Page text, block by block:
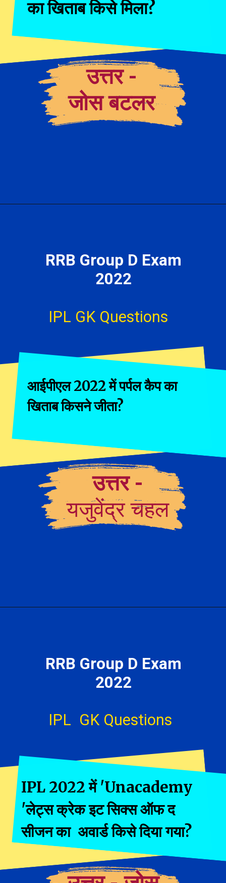
का खिताब किसे मिला?
उत्तर -
जोस बटलर
RRB Group D Exam
2022
आईपीएल 2022 में पर्पल कैप का
खिताब किसने जीता?
IPL GK Questions
उत्तर -
यजुवेंद्र चहल
RRB Group D Exam
2022
IPL 2022 में 'Unacademy
'लेट्स क्रेक इट सिक्स ऑफ द
सीजन का अवार्ड किसे दिया गया?
IPL GK Questions